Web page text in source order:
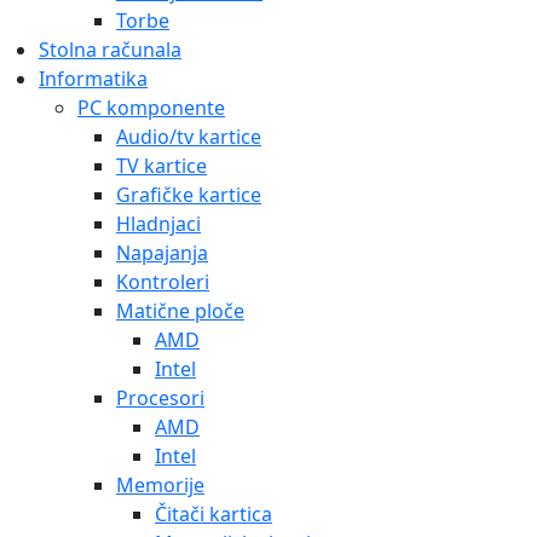
Torbe
Stolna računala
Informatika
PC komponente
Audio/tv kartice
TV kartice
Grafičke kartice
Hladnjaci
Napajanja
Kontroleri
Matične ploče
AMD
Intel
Procesori
AMD
Intel
Memorije
Čitači kartica